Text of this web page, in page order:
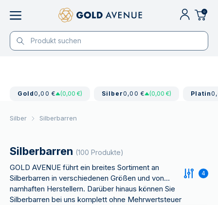
0
Gold0,00 € (0,00 €) Silber0,00 € (0,00 €) Platin
Silber Silberbarren
Silberbarren (100 Produkte)
GOLD AVENUE führt ein breites Sortiment an
Silberbarren in verschiedenen Größen und von
namhaften Herstellern. Darüber hinaus können Sie
Silberbarren bei uns komplett ohne Mehrwertsteuer
4